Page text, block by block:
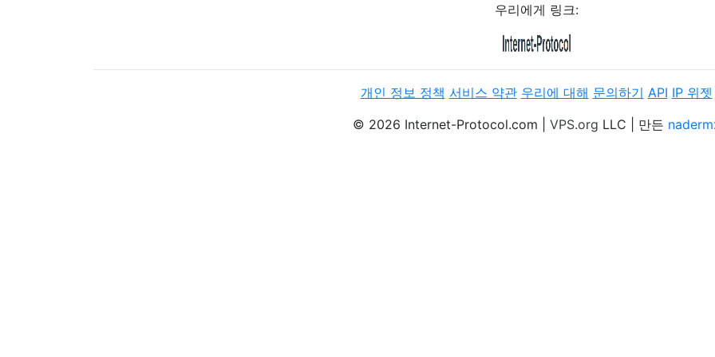
우리에게 링크:
개인 정보 정책 서비스 약관 우리에 대해 문의하기 API IP 위젯
© 2026 Internet-Protocol.com | VPS.org LLC | 만든